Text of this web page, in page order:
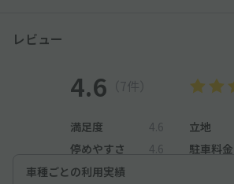
レビュー
4.6 （7件）
満足度 4.6 立地
停めやすさ
4.6 駐車料金
車種ごとの利用実績